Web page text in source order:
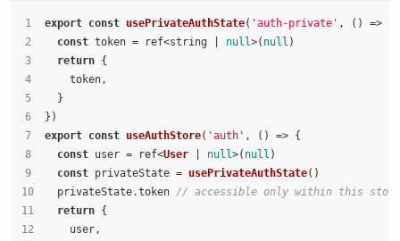
export const usePrivateAuthState( 'auth-private' , () =>
const token = ref<string | null>( null )
return {
    token,
  }
})
export const useAuthStore( 'auth' , () => {
const user = ref<User null>( null )
const privateState = usePrivateAuthState()
  privateState.
token // accessible only within this store
return {
    user,